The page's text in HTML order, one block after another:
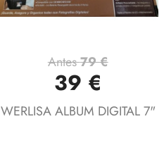
Vista rápida
Antes79 €
39 €
WERLISA ALBUM DIGITAL 7"